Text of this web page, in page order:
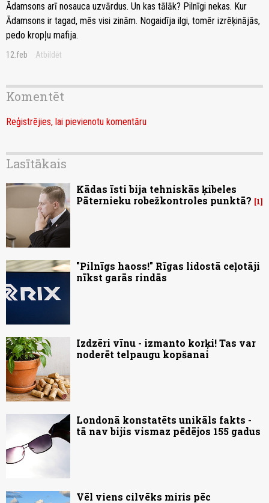
Ādamsons arī nosauca uzvārdus. Un kas tālāk? Pilnīgi nekas. Kur
Ādamsons ir tagad, mēs visi zinām. Nogaidīja ilgi, tomēr izrēķinājās,
pedo kropļu mafija.
12.feb Atbildēt
Komentēt
Reģistrējies, lai pievienotu komentāru
Lasītākais
Kādas īsti bija tehniskās ķibeles
Pāternieku robežkontroles punktā?
1
"Pilnīgs haoss!" Rīgas lidostā ceļotāji
nīkst garās rindās
Izdzēri vīnu - izmanto korķi! Tas var
noderēt telpaugu kopšanai
Londonā konstatēts unikāls fakts -
tā nav bijis vismaz pēdējos 155 gadus
Vēl viens cilvēks miris pēc